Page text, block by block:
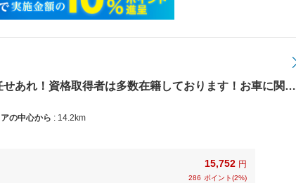
あれ！資格取得者は多数在籍しております！お車に関す
ております。【使えます】各種クレジットお使い頂けま
の中心から : 14.2km
15,752 円
286 ポイント(2%)